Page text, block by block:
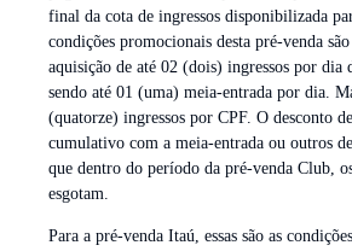
final da cota de ingressos disponibilizada
condições promocionais desta pré-venda
aquisição de até 02 (dois) ingressos por dia
sendo até 01 (uma) meia-entrada por dia.
(quatorze) ingressos por CPF. O desconto
cumulativo com a meia-entrada ou outros
que dentro do período da pré-venda Club,
esgotam.
Para a pré-venda Itaú, essas são as